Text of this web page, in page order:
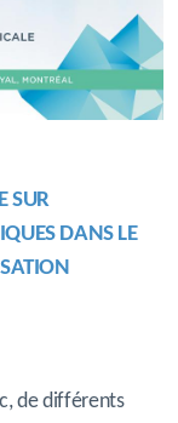
SUR
DANS LE
de différents